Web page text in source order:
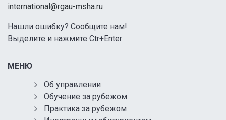
international@rgau-msha.ru
Нашли ошибку? Сообщите нам!
Выделите и нажмите Ctr+Enter
МЕНЮ
Об управлении
Обучение за рубежом
Практика за рубежом